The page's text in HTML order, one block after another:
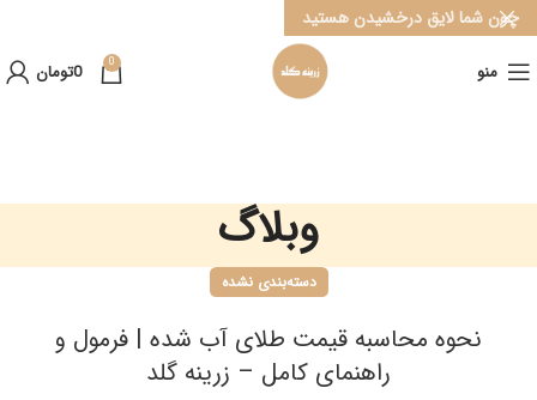
منو 0
0تومان
وبلاگ
دسته‌بندی نشده
نحوه محاسبه قیمت طلای آب شده | فرمول و
راهنمای کامل – زرینه گلد
چون شما لایق درخشیدن هستید